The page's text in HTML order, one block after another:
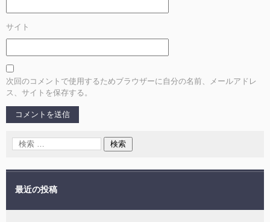
サイト
次回のコメントで使用するためブラウザーに自分の名前、メールアドレ
ス、サイトを保存する。
最近の投稿